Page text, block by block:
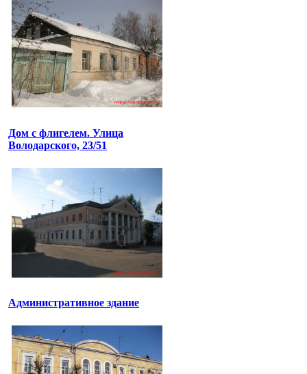
Дом с флигелем. Улица
Володарского, 23/51
Административное здание